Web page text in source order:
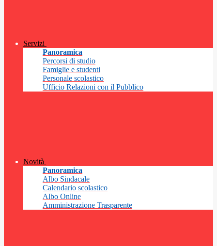
Servizi
Panoramica
Percorsi di studio
Famiglie e studenti
Personale scolastico
Ufficio Relazioni con il Pubblico
Novità
Panoramica
Albo Sindacale
Calendario scolastico
Albo Online
Amministrazione Trasparente